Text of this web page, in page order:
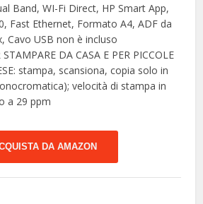
Band, WI-Fi Direct, HP Smart App,
Fast Ethernet, Formato A4, ADF da
Cavo USB non è incluso
DA CASA E PER PICCOLE
stampa, scansiona, copia solo in
velocità di stampa in
a 29 ppm
DA AMAZON